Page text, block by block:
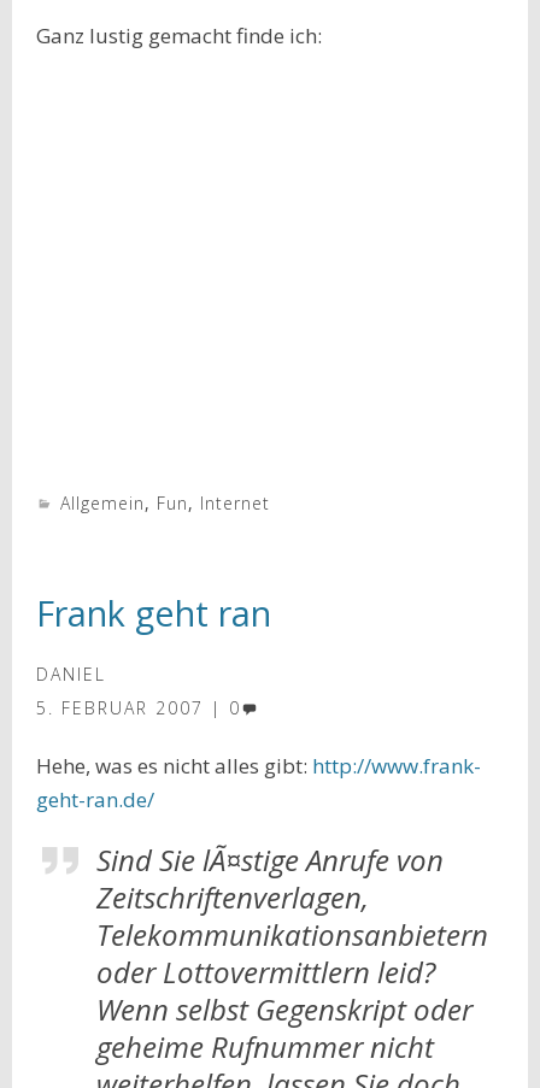
Ganz lustig gemacht finde ich:
Allgemein, Fun, Internet
Frank geht ran
DANIEL
5. FEBRUAR 2007
0
Hehe, was es nicht alles gibt: http://www.frank-
geht-ran.de/
Sind Sie lÃ¤stige Anrufe von
Zeitschriftenverlagen,
Telekommunikationsanbietern
oder Lottovermittlern leid?
Wenn selbst Gegenskript oder
geheime Rufnummer nicht